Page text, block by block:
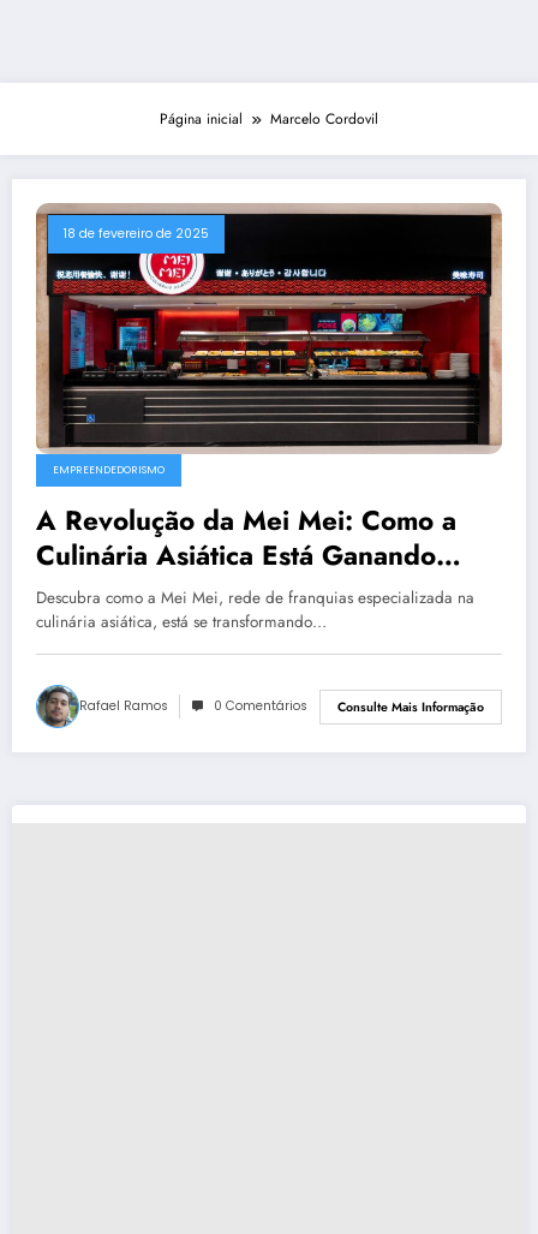
Página inicial Marcelo Cordovil
18 de fevereiro de 2025
EMPREENDEDORISMO
A Revolução da Mei Mei: Como a
Culinária Asiática Está Ganando
Novos Contornos no Brasil
Descubra como a Mei Mei, rede de franquias especializada na
culinária asiática, está se transformando…
Rafael Ramos 0 Comentários Consulte Mais Informação